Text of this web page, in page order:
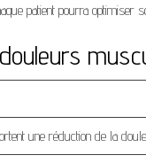
patient pourra
une réduction de la